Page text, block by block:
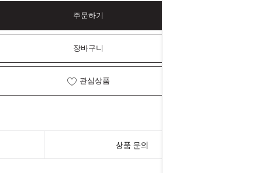
주문하기
장바구니
관심상품
상품 문의